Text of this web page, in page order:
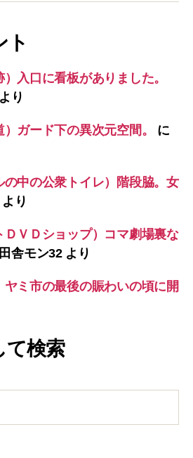
ト
入口に看板がありました。
り
ガード下の異次元空間。
に
の中の公衆トイレ）階段脇。女
より
ＶＤショップ）コマ劇場裏な
田舎モン32より
ミ市の最後の賑わいの頃に開
て検索